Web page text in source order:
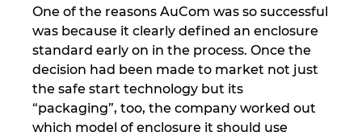
One of the reasons AuCom was so successful
was because it clearly defined an enclosure
standard early on in the process. Once the
decision had been made to market not just
the safe start technology but its
“packaging”, too, the company worked out
which model of enclosure it should use